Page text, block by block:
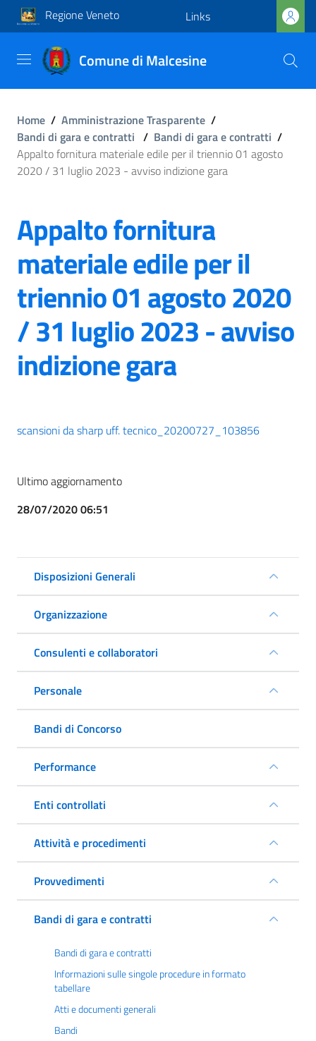
Regione Veneto Links
Comune di Malcesine
Home / Amministrazione Trasparente /
Bandi di gara e contratti / Bandi di gara e contratti /
Appalto fornitura materiale edile per il triennio 01 agosto
2020 / 31 luglio 2023 - avviso indizione gara
Appalto fornitura
materiale edile per il
triennio 01 agosto 2020
/ 31 luglio 2023 - avviso
indizione gara
scansioni da sharp uff. tecnico_20200727_103856
Ultimo aggiornamento
28/07/2020 06:51
Disposizioni Generali
Organizzazione
Consulenti e collaboratori
Personale
Bandi di Concorso
Performance
Enti controllati
Attività e procedimenti
Provvedimenti
Bandi di gara e contratti
Bandi di gara e contratti
Informazioni sulle singole procedure in formato
tabellare
Atti e documenti generali
Bandi